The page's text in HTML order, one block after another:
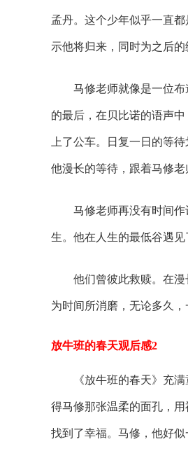
孟丹。这个少年似乎一直
示他将归来，同时为之后
马修老师就像是一位
的最后，在贝比诺的语声
上了公车。日复一日的等
他漫长的等待，跟着马修老
马修老师再没有时间
生。他在人生的最低谷遇见
他们曾彼此救赎。在
为时间所消磨，无论多久
放牛班的春天观后感2
《放牛班的春天》充
得马修那张温柔的面孔，
找到了幸福。马修，他好